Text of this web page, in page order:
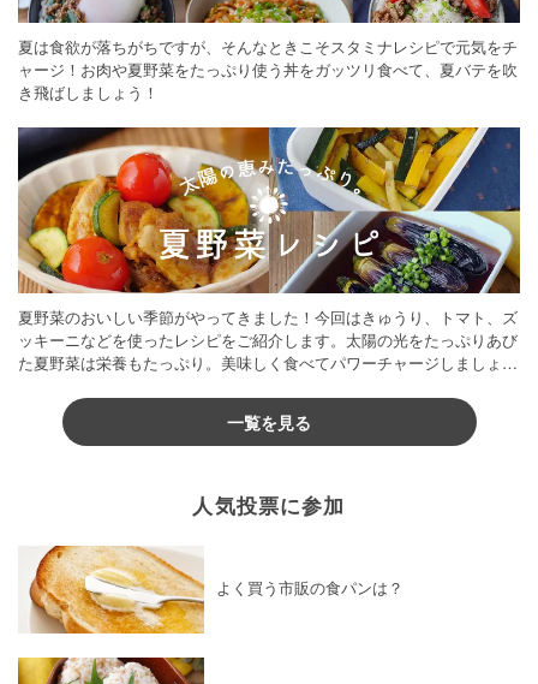
夏は食欲が落ちがちですが、そんなときこそスタミナレシピで元気をチ
ャージ！お肉や夏野菜をたっぷり使う丼をガッツリ食べて、夏バテを吹
き飛ばしましょう！
夏野菜のおいしい季節がやってきました！今回はきゅうり、トマト、ズ
ッキーニなどを使ったレシピをご紹介します。太陽の光をたっぷりあび
た夏野菜は栄養もたっぷり。美味しく食べてパワーチャージしましょう
一覧を見る
人気投票に参加
よく買う市販の食パンは？